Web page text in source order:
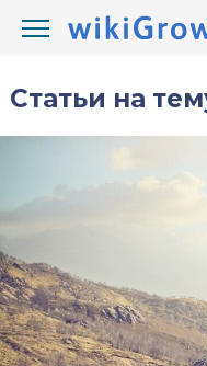
Статьи на